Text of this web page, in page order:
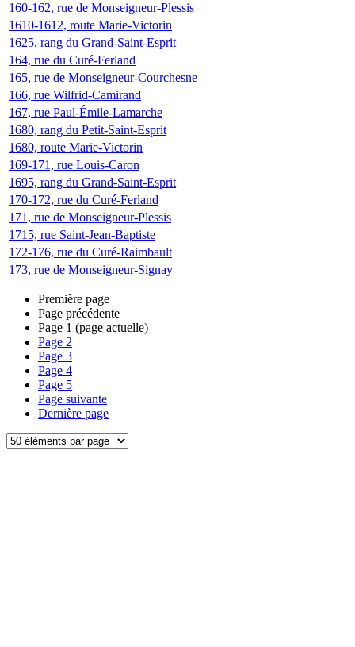
160-162, rue de Monseigneur-Plessis
1610-1612, route Marie-Victorin
1625, rang du Grand-Saint-Esprit
164, rue du Curé-Ferland
165, rue de Monseigneur-Courchesne
166, rue Wilfrid-Camirand
167, rue Paul-Émile-Lamarche
1680, rang du Petit-Saint-Esprit
1680, route Marie-Victorin
169-171, rue Louis-Caron
1695, rang du Grand-Saint-Esprit
170-172, rue du Curé-Ferland
171, rue de Monseigneur-Plessis
1715, rue Saint-Jean-Baptiste
172-176, rue du Curé-Raimbault
173, rue de Monseigneur-Signay
Première page
Page précédente
Page 1 (page actuelle)
Page 2
Page 3
Page 4
Page 5
Page suivante
Dernière page